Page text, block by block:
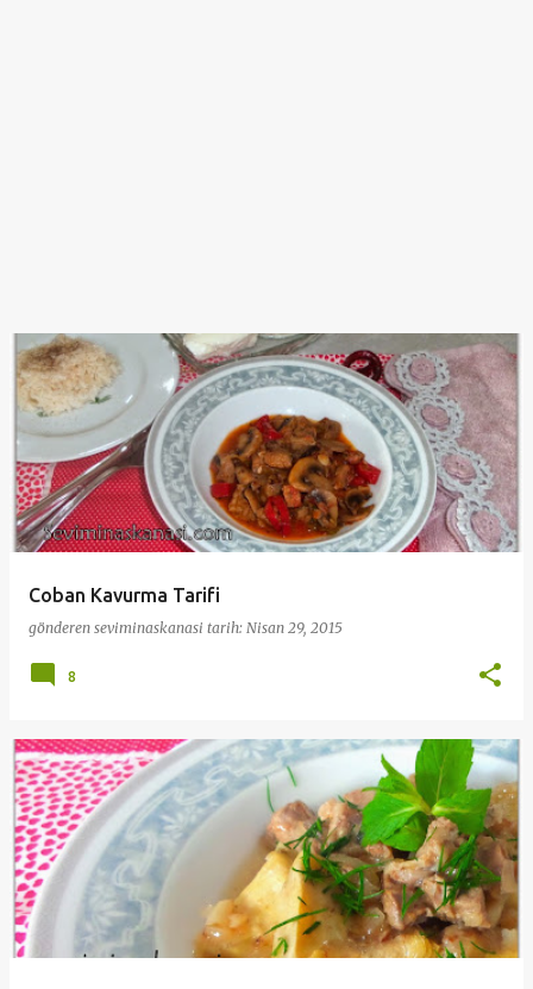
Coban Kavurma Tarifi
gönderen seviminaskanasi tarih: Nisan 29, 2015
8